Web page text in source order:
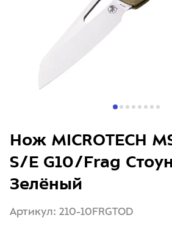
Нож MICROTECH
S/E G10/Frag
Зелёный
Артикул: 210-10FRGTOD